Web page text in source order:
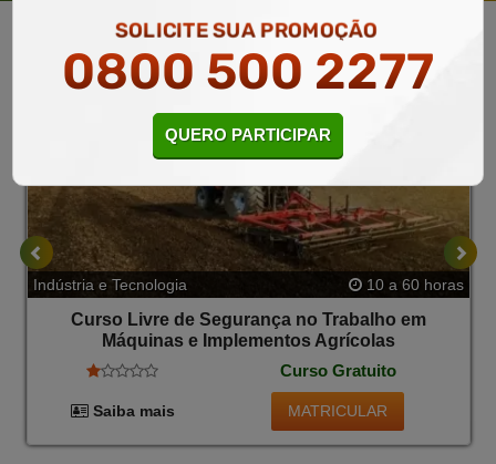
Indústria e Tecnologia 10 a 60 horas
Curso Livre de Segurança no Trabalho em
Máquinas e Implementos Agrícolas
Curso Gratuito
Saiba mais MATRICULAR
SOLICITE SUA PROMOÇÃO
0800 500 2277
QUERO PARTICIPAR